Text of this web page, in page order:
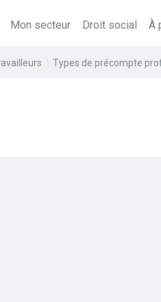
Mon secteur Droit social À
Types de précompte